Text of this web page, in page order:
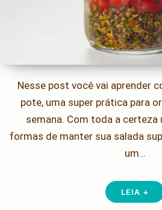
Nesse post você vai aprender
pote, uma super prática para
semana. Com toda a certeza
formas de manter sua salada
um…
LEIA +